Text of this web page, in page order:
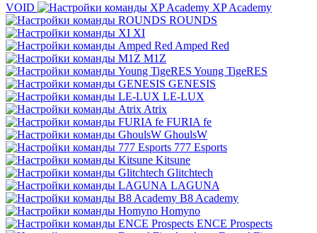
VOID
XP Academy
ROUNDS
XI
Amped Red
M1Z
Young TigeRES
GENESIS
LE-LUX
Atrix
FURIA fe
GhoulsW
777 Esports
Kitsune
Glitchtech
LAGUNA
B8 Academy
Homyno
ENCE Prospects